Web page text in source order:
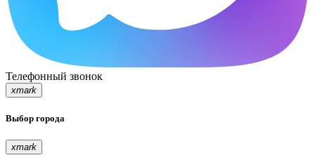
Телефонный звонок
xmark
Выбор города
xmark